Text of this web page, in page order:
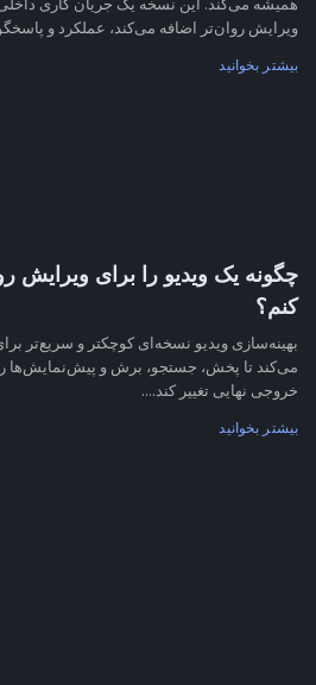
ویرایش روان‌تر اضافه می‌کند، عملکرد و
بیشتر بخوانید
چگونه یک ویدیو را برای ویرایش
کنم؟
بهینه‌سازی ویدیو نسخه‌ای کوچکتر و سریع‌تر
می‌کند تا پخش، جستجو، برش و پیش‌نمایش‌ها
خروجی نهایی تغییر کند....
بیشتر بخوانید